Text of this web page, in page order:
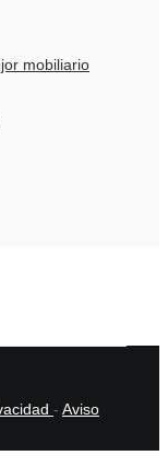
mobiliario
- Aviso